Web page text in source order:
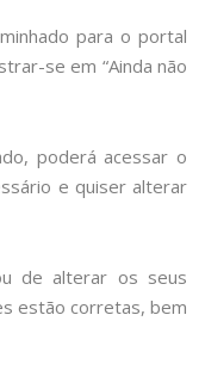
para o portal
se em “Ainda não
poderá acessar o
e quiser alterar
de alterar os seus
estão corretas, bem